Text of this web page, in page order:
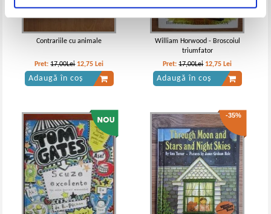
Contrariile cu animale
Pret:17,00Lei 12,75 Lei
Adaugă în coș
William Horwood - Broscoiul
triumfator
Pret:17,00Lei 12,75 Lei
Adaugă în coș
-35%